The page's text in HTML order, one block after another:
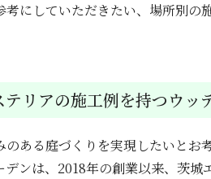
にしていただきたい、場所別の
リアの施工例を持つウッ
ある庭づくりを実現したいとお
ンは、2018年の創業以来、茨城